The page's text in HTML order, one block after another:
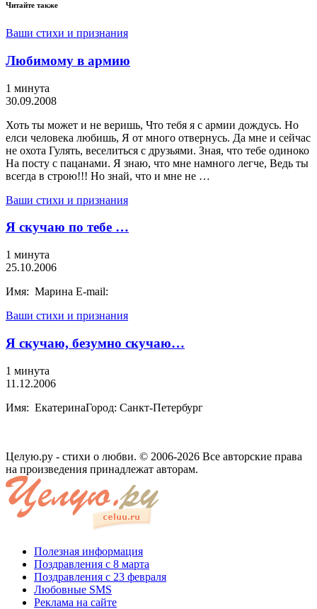
Читайте также
Ваши стихи и признания
Любимому в армию
1 минута
30.09.2008
Хоть ты может и не веришь, Что тебя я с армии дождусь. Но
елси человека любишь, Я от много отвернусь. Да мне и сейчас
не охота Гулять, веселиться с друзьями. Зная, что тебе одиноко
На посту с пацанами. Я знаю, что мне намного легче, Ведь ты
всегда в строю!!! Но знай, что и мне не …
Ваши стихи и признания
Я скучаю по тебе …
1 минута
25.10.2006
Имя: Марина E-mail:
Ваши стихи и признания
Я скучаю, безумно скучаю…
1 минута
11.12.2006
Имя: ЕкатеринаГород: Санкт-Петербург
Целую.ру - стихи о любви. © 2006-2026 Все авторские права
на произведения принадлежат авторам.
Полезная информация
Поздравления с 8 марта
Поздравления с 23 февраля
Любовные SMS
Реклама на сайте